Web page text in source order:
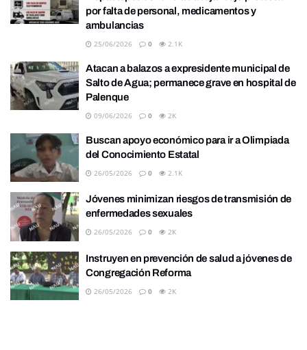
por falta de personal, medicamentos y
ambulancias
25/06/2026 0 2.1K
Atacan a balazos a expresidente municipal de
Salto de Agua; permanece grave en hospital de
Palenque
09/06/2026 0 2K
Buscan apoyo económico para ir a Olimpiada
del Conocimiento Estatal
26/05/2026 0 2.1K
Jóvenes minimizan riesgos de transmisión de
enfermedades sexuales
26/05/2026 0 2K
Instruyen en prevención de salud a jóvenes de
Congregación Reforma
26/05/2026 0 2K